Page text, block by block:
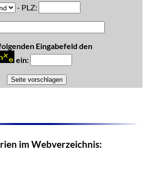
- PLZ:
Eingabefeld den
ein:
im Webverzeichnis: